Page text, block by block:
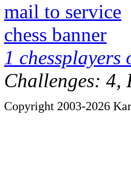
mail to service
chess banner
1 chessplayers
Challenges: 4,
Copyright 2003-2026